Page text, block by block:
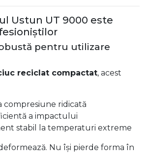
Ustun UT 9000 este
pentru utilizare
reciclat compactat, acest
compresiune ridicată
a impactului
stabil la temperaturi extreme
Nu își pierde forma în